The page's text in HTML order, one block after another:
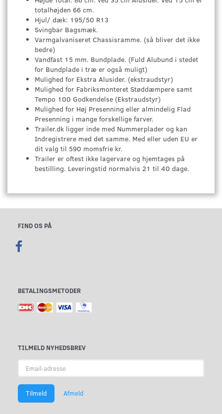
totalhøjden 66 cm.
Hjul/ dæk: 195/50 R13
Svingbar Bagsmæk.
Varmgalvaniseret Chassisramme. (så bliver det ikke
bedre)
Vandfast 15 mm. Bundplade. (Fuld Alubund i stedet
for Bundplade i træ er også muligt)
Mulighed for Ekstra Alusider. (ekstraudstyr)
Mulighed for Fabriksmonteret Støddæmpere samt
Tempo 100 Godkendelse (Ekstraudstyr)
Mulighed for Høj Presenning eller almindelig Flad
Presenning i mange forskellige farver.
Trailer.dk ligger inde med Nummerplader og kan
Indregistrere med det samme. Med eller uden EU er
dit valg til 590 momsfrie kr.
Trailer er oftest ikke lagervare og hjemtages på
bestilling. Leveringstid normalvis 21 til 40 dage.
FIND OS PÅ
BETALINGSMETODER
TILMELD NYHEDSBREV
adresse
Tilmeld Afmeld